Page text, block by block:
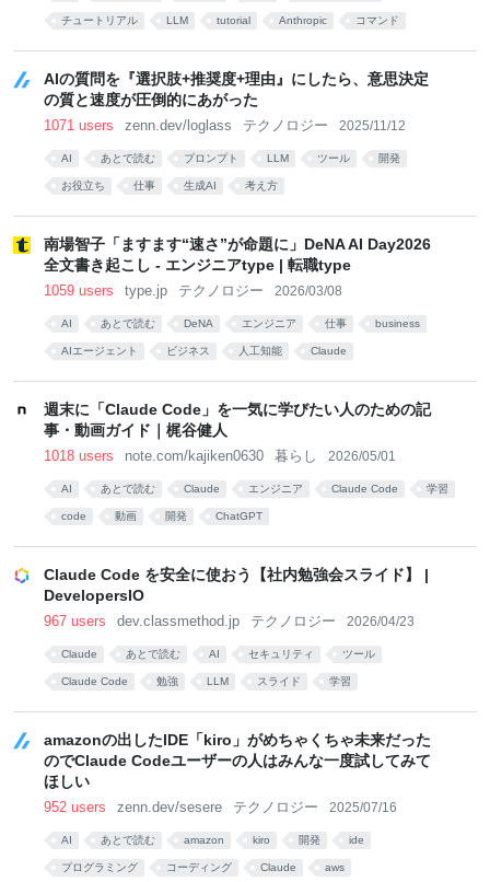
チュートリアル LLM tutorial Anthropic コマンド
AIの質問を『選択肢+推奨度+理由』にしたら、意思決定
の質と速度が圧倒的にあがった
1071 users zenn.dev/loglass テクノロジー 2025/11/12
AI あとで読む プロンプト LLM ツール 開発
お役立ち 仕事 生成AI 考え方
南場智子「ますます“速さ”が命題に」DeNA AI Day2026
全文書き起こし - エンジニアtype | 転職type
1059 users type.jp テクノロジー 2026/03/08
AI あとで読む DeNA エンジニア 仕事 business
AIエージェント ビジネス 人工知能 Claude
週末に「Claude Code」を一気に学びたい人のための記
事・動画ガイド｜梶谷健人
1018 users note.com/kajiken0630 暮らし 2026/05/01
AI あとで読む Claude エンジニア Claude Code 学習
code 動画 開発 ChatGPT
Claude Code を安全に使おう【社内勉強会スライド】 |
DevelopersIO
967 users dev.classmethod.jp テクノロジー 2026/04/23
Claude あとで読む AI セキュリティ ツール
Claude Code 勉強 LLM スライド 学習
amazonの出したIDE「kiro」がめちゃくちゃ未来だった
のでClaude Codeユーザーの人はみんな一度試してみて
ほしい
952 users zenn.dev/sesere テクノロジー 2025/07/16
AI あとで読む amazon kiro 開発 ide
プログラミング コーディング Claude aws